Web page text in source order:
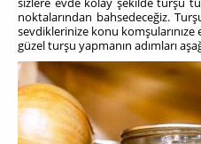
noktalarından bahsedeceğiz.
sevdiklerinize konu komşularınıze
güzel turşu yapmanın adımları